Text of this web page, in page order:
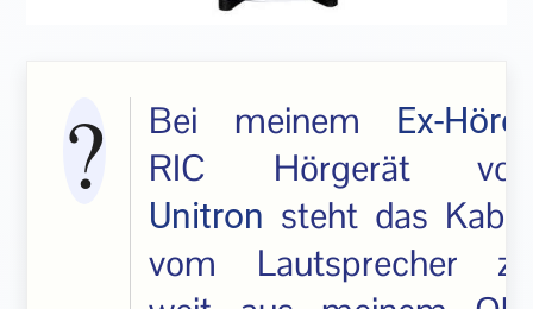
Bei meinem Ex-Hörer
RIC Hörgerät von
Unitron steht das Kabel
vom Lautsprecher zu